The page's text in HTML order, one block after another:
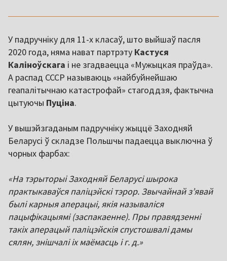
У падручніку для 11-х класаў, што выйшаў пасля
2020 года, няма нават партрэту Кастуся
Каліноўскага і не згадваецца «Мужыцкая праўда».
А распад СССР называюць «найбуйнейшаю
геапалітычнаю катастрофай» стагоддзя, фактычна
цытуючы Пуціна.
У вышэйзгаданым падручніку жыццё Заходняй
Беларусі ў складзе Польшчы падаецца выключна ў
чорных фарбах:
«На тэрыторыі Заходняй Беларусі шырока
практыкаваўся паліцэйскі тэрор. Звычайнай з’явай
былі карныя аперацыі, якія называліся
пацыфікацыямі (заспакаенне). Пры правядзенні
такіх аперацый паліцэйскія спустошвалі дамы
сялян, знішчалі іх маёмасць і г. д.»